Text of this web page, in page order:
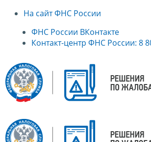
На сайт ФНС России
ФНС России ВКонтакте
Контакт-центр ФНС России: 8